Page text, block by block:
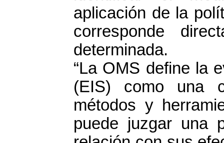
aplicación de la
corresponde
determinada.
“La OMS define la
(EIS) como una
métodos y
puede juzgar una